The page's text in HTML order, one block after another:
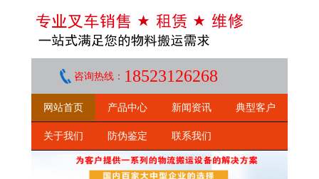
咨询热线： 18523126268
网站首页 产品中心 新闻资讯 典型客户
关于我们 防伪鉴定 联系我们